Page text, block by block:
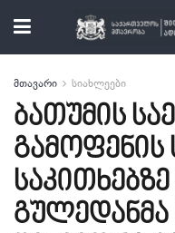
მთავარი სიახლეები
ბათუმის
გამოფენის
გულედანმა